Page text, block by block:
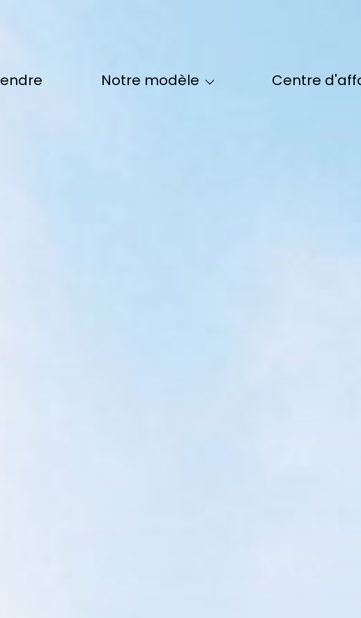
vendre notre modèle
Nos Formules Maclès - IDF
centre
Notre